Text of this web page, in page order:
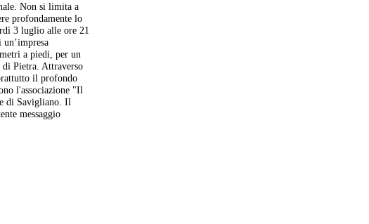
Non si limita a
profondamente lo
3 luglio alle ore 21
a piedi, per un
Pietra. Attraverso
il profondo
l'associazione "Il
di Savigliano. Il
messaggio